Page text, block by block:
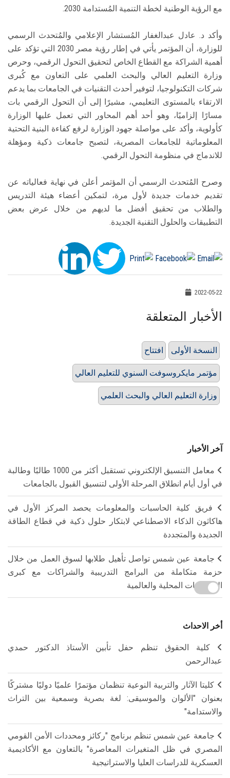
مع الرؤية الوطنية لخطة التنمية المُستدامة 2030.
وأكد د. عادل عبدالغفار المُستشار الإعلامي والمُتحدث الرسمي
للوزارة، أن المؤتمر يأتي في إطار رؤية مصر 2030 التي تؤكد على
أهمية الشراكة مع القطاع الخاص لتحقيق التحول الرقمي، وحرص
وزارة التعليم العالي والبحث العلمي على التعاون مع كُبرى
شركات التكنولوجيا، لتوفير أحدث التقنيات في الجامعات بما يدعم
الارتقاء بالمستوى التعليمي، مشيرًا إلى أن التحول الرقمي بات
مسارًا إلزاميًا، وهو أحد أهم المحاور التي تعمل عليها الوزارة
كأولوية، وأكد على مواصلة جهود الوزارة لرفع كفاءة البنية التحتية
المعلوماتية للجامعات المصرية، لتصبح جامعات ذكية ومؤهلة
للاندماج في منظومة التحول الرقمي.
وصرح المُتحدث الرسمي أن المؤتمر أعلن في نهاية فعالياته عن
تقديم خدمات جديدة لأول مرة، لتمكين أعضاء هيئة التدريس
والطلاب من تحقيق أفضل ما لديهم من خلال عرض بعض
التطبيقات والحلول التقنية الجديدة.
2022-05-22
الأخبار المتعلقة
افتتاح النسخة الأولى
مؤتمر مايكروسوفت السنوي للتعليم العالي
وزارة التعليم العالي والبحث العلمي
آخر الأخبار
معامل التنسيق الإلكتروني تستقبل أكثر من 1000 طالبًا وطالبة
في أول أيام انطلاق المرحلة الأولى لتنسيق القبول بالجامعات
فريق كلية الحاسبات والمعلومات يحصد المركز الأول في
هاكاثون الذكاء الاصطناعي لابتكار حلول ذكية في قطاع الطاقة
الجديدة والمتجددة
جامعة عين شمس تواصل تأهيل طلابها لسوق العمل من خلال
حزمة متكاملة من البرامج التدريبية والشراكات مع كبرى
المؤسسات المحلية والعالمية
أخر الاحداث
كلية الحقوق تنظم حفل تأبين الأستاذ الدكتور حمدي
عبدالرحمن
كليتا الآثار والتربية النوعية تنظمان مؤتمرًا علميًا دوليًا مشتركًا
بعنوان "الألوان والموسيقى: لغة بصرية وسمعية بين التراث
والاستدامة"
جامعة عين شمس تنظم برنامج "ركائز ومحددات الأمن القومي
المصري في ظل المتغيرات المعاصرة" بالتعاون مع الأكاديمية
العسكرية للدراسات العليا والاستراتيجية